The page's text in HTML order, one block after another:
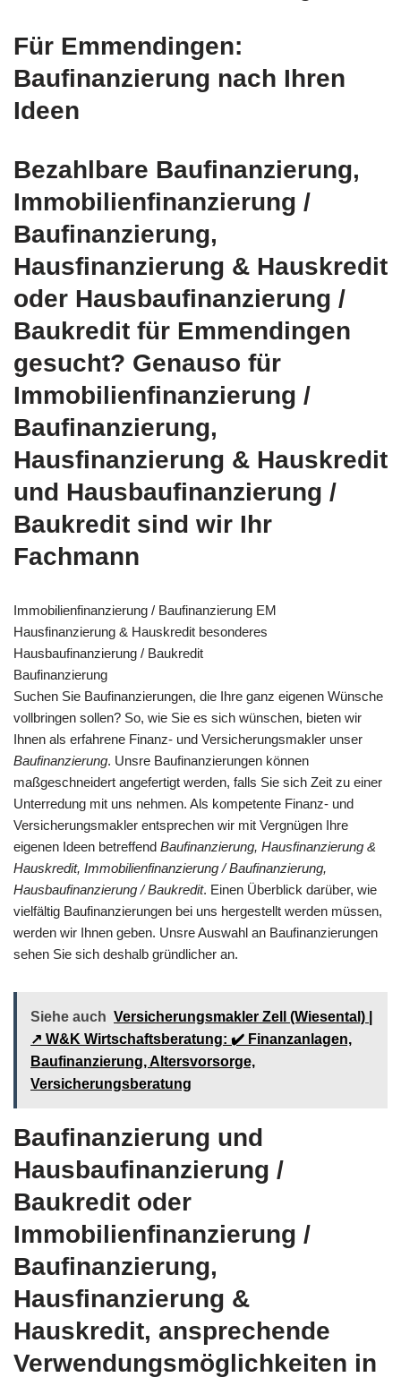
Für Emmendingen:
Baufinanzierung nach Ihren
Ideen
Bezahlbare Baufinanzierung,
Immobilienfinanzierung /
Baufinanzierung,
Hausfinanzierung & Hauskredit
oder Hausbaufinanzierung /
Baukredit für Emmendingen
gesucht? Genauso für
Immobilienfinanzierung /
Baufinanzierung,
Hausfinanzierung & Hauskredit
und Hausbaufinanzierung /
Baukredit sind wir Ihr
Fachmann
Immobilienfinanzierung / Baufinanzierung EM
Hausfinanzierung & Hauskredit besonderes
Hausbaufinanzierung / Baukredit
Baufinanzierung
Suchen Sie Baufinanzierungen, die Ihre ganz eigenen Wünsche
vollbringen sollen? So, wie Sie es sich wünschen, bieten wir
Ihnen als erfahrene Finanz- und Versicherungsmakler unser
Baufinanzierung. Unsre Baufinanzierungen können
maßgeschneidert angefertigt werden, falls Sie sich Zeit zu einer
Unterredung mit uns nehmen. Als kompetente Finanz- und
Versicherungsmakler entsprechen wir mit Vergnügen Ihre
eigenen Ideen betreffend Baufinanzierung, Hausfinanzierung &
Hauskredit, Immobilienfinanzierung / Baufinanzierung,
Hausbaufinanzierung / Baukredit. Einen Überblick darüber, wie
vielfältig Baufinanzierungen bei uns hergestellt werden müssen,
werden wir Ihnen geben. Unsre Auswahl an Baufinanzierungen
sehen Sie sich deshalb gründlicher an.
Siehe auch Versicherungsmakler Zell (Wiesental) |
↗️ W&K Wirtschaftsberatung: ✔️ Finanzanlagen,
Baufinanzierung, Altersvorsorge,
Versicherungsberatung
Baufinanzierung und
Hausbaufinanzierung /
Baukredit oder
Immobilienfinanzierung /
Baufinanzierung,
Hausfinanzierung &
Hauskredit, ansprechende
Verwendungsmöglichkeiten in